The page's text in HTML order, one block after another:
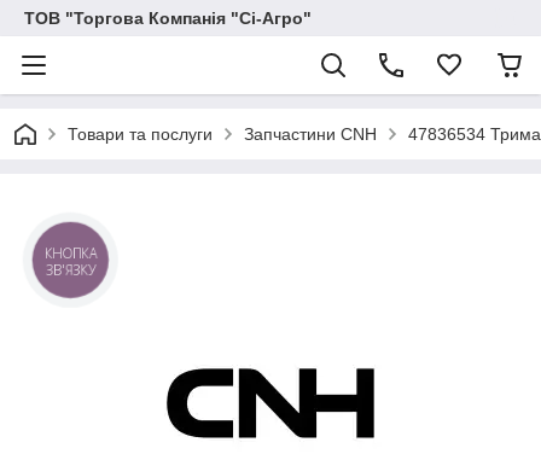
ТОВ "Торгова Компанія "Сі-Агро"
Товари та послуги Запчастини CNH 47836534
КНОПКА
ЗВ'ЯЗКУ